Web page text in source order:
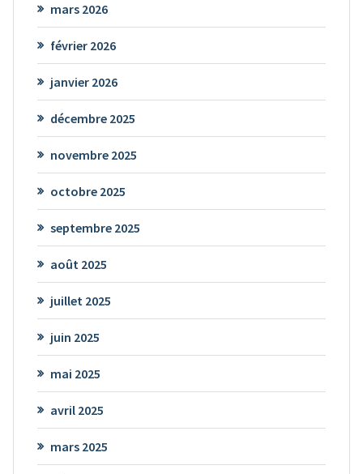
mars 2026
février 2026
janvier 2026
décembre 2025
novembre 2025
octobre 2025
septembre 2025
août 2025
juillet 2025
juin 2025
mai 2025
avril 2025
mars 2025